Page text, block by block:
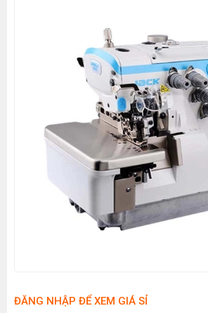
ĐĂNG NHẬP ĐỂ XEM GIÁ SỈ